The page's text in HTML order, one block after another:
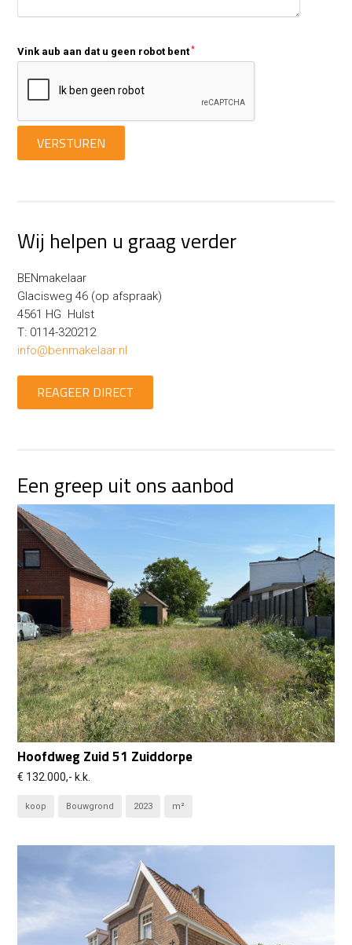
Vink aub aan dat u geen robot bent
VERSTUREN
Wij helpen u graag verder
BENmakelaar
Glacisweg 46 (op afspraak)
4561 HG Hulst
T: 0114-320212
info@benmakelaar.nl
REAGEER DIRECT
Een greep uit ons aanbod
Hoofdweg Zuid 51 Zuiddorpe
€ 132.000,- k.k.
koop Bouwgrond 2023 m²